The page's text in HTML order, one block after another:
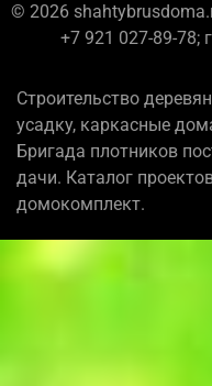
© 2026
+7 921 027-89-78;
Строительство
усадку, каркасные
Бригада плотников
дачи. Каталог
домокомплект.